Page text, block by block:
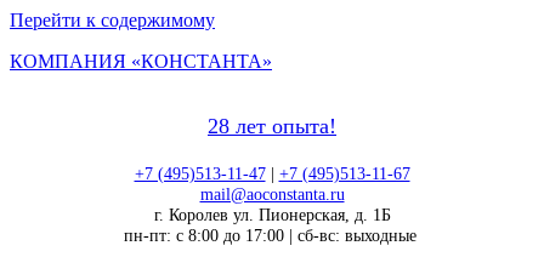
Перейти к содержимому
КОМПАНИЯ «КОНСТАНТА»
28 лет опыта!
+7 (495)513-11-47| +7 (495)513-11-67
mail@aoconstanta.ru
г. Королев ул. Пионерская, д. 1Б
пн-пт: с 8:00 до 17:00 | сб-вс: выходные